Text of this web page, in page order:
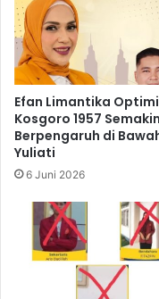
Efan Limantika
Kosgoro 1957 Semakin
Berpengaruh di
Yuliati
6 Juni 2026